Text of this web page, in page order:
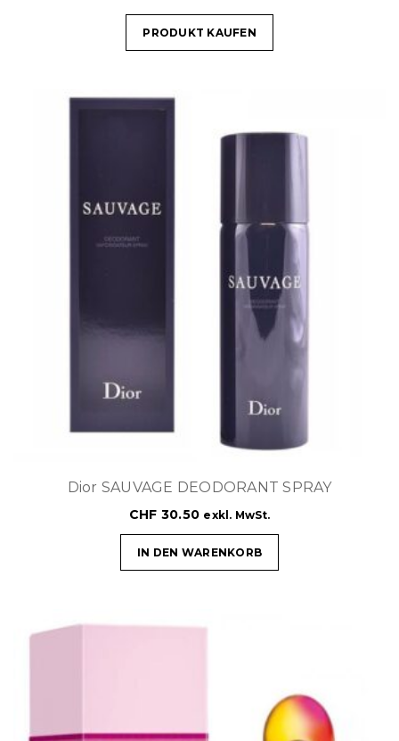
PRODUKT KAUFEN
Dior SAUVAGE DEODORANT SPRAY
CHF 30.50 exkl. MwSt.
IN DEN WARENKORB